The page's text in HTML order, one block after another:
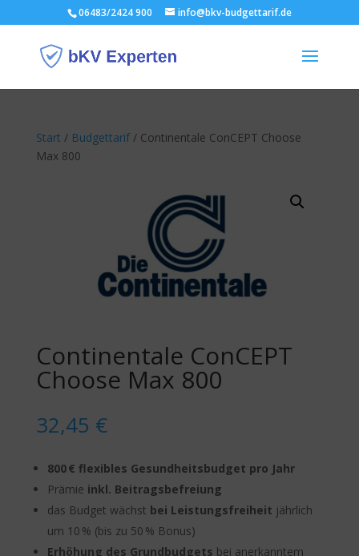
06483/2424 900 info@bkv-budgettarif.de
Start / Budgettarif/ Continentale ConCEPT Choose
Max 800
Continentale ConCEPT
Choose Max 800
32,45 €
800 € flexibles Gesundheitsbudget pro Jahr
Prämie inkl. Beitragsbefreiung
das Budget wächst bei Leistungsfreiheit jährlich
um 10 % (bis zu 50 % Bonus)
Erhöhung des Grundbudgets bei anerkanntem